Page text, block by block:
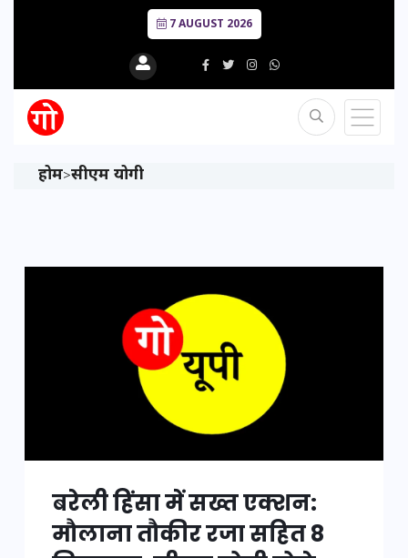
7 AUGUST 2026
होम>सीएम योगी
बरेली हिंसा में सख्त एक्शन:
मौलाना तौकीर रजा सहित 8